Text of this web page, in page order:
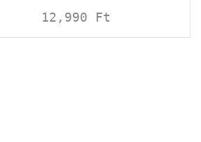
12,990 Ft